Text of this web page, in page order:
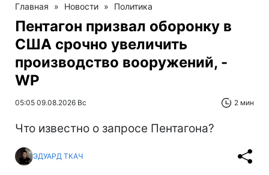
Главная » Новости » Политика
Пентагон призвал оборонку в
США срочно увеличить
производство вооружений, -
WP
05:05 09.08.2026 Вс 2 мин
Что известно о запросе Пентагона?
ЭДУАРД ТКАЧ